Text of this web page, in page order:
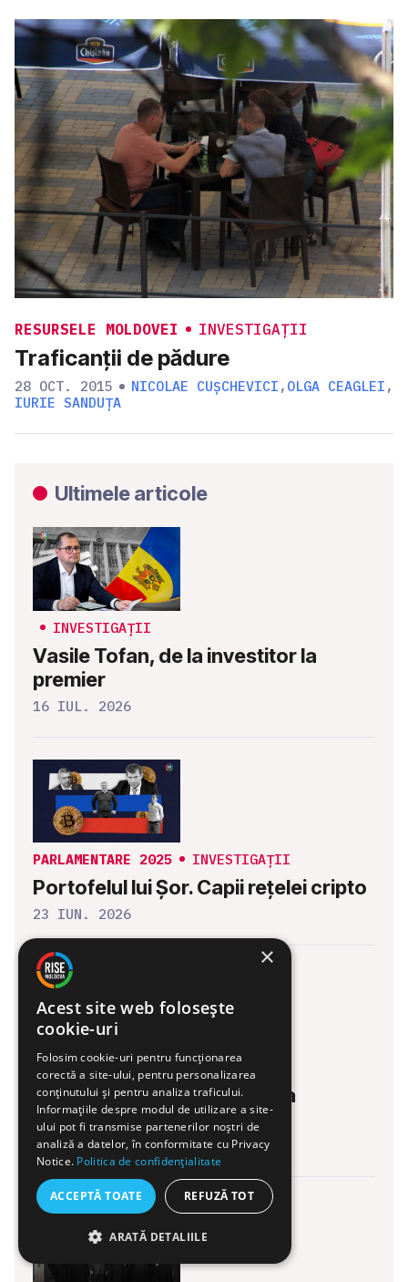
RESURSELE MOLDOVEI INVESTIGAȚII
Traficanții de pădure
28 OCT. 2015 NICOLAE CUȘCHEVICI , OLGA CEAGLEI ,
IURIE SANDUȚA
Ultimele articole
INVESTIGAȚII
Vasile Tofan, de la investitor la
premier
16 IUL. 2026
PARLAMENTARE 2025 INVESTIGAȚII
Portofelul lui Șor. Capii rețelei cripto
23 IUN. 2026
CASA DOMNULUI INVESTIGAȚII
Bisericile Moldovei: Schema
Mitropoliei (II)
18 IUN. 2026
×
Acest site web folosește
cookie-uri
Folosim cookie-uri pentru funcționarea
corectă a site-ului, pentru personalizarea
conținutului și pentru analiza traficului.
Informațiile despre modul de utilizare a site-
ului pot fi transmise partenerilor noștri de
analiză a datelor, în conformitate cu Privacy
Notice. Politica de confidențialitate
ACCEPTĂ TOATE REFUZĂ TOT
ARATĂ DETALIILE